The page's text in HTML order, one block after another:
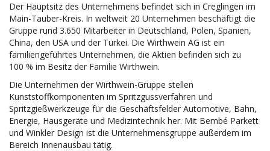
Der Hauptsitz des Unternehmens befindet sich in Creglingen im
Main-Tauber-Kreis. In weltweit 20 Unternehmen beschäftigt die
Gruppe rund 3.650 Mitarbeiter in Deutschland, Polen, Spanien,
China, den USA und der Türkei. Die Wirthwein AG ist ein
familiengeführtes Unternehmen, die Aktien befinden sich zu
100 % im Besitz der Familie Wirthwein.
Die Unternehmen der Wirthwein-Gruppe stellen
Kunststoffkomponenten im Spritzgussverfahren und
Spritzgießwerkzeuge für die Geschäftsfelder Automotive, Bahn,
Energie, Hausgeräte und Medizintechnik her. Mit Bembé Parkett
und Winkler Design ist die Unternehmensgruppe außerdem im
Bereich Innenausbau tätig.